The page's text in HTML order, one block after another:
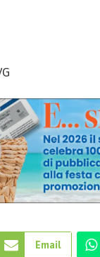
Email